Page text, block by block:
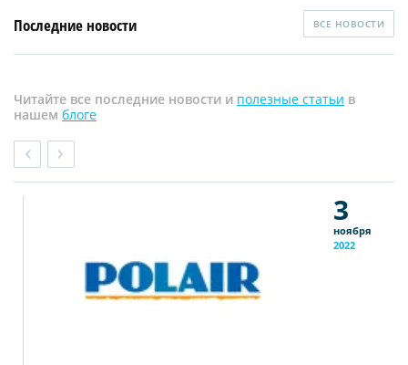
Последние новости ВСЕ НОВОСТИ
Читайте все последние новости и полезные статьи в
нашем блоге
3
ноября
2022